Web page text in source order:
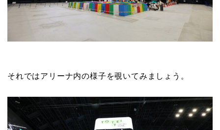
それではアリーナ内の様子を覗いてみましょう。